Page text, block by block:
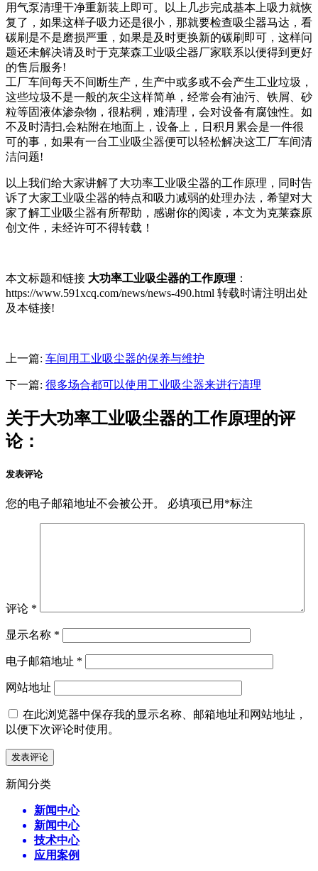
用气泵清理干净重新装上即可。以上几步完成基本上吸力就恢
复了，如果这样子吸力还是很小，那就要检查吸尘器马达，看
碳刷是不是磨损严重，如果是及时更换新的碳刷即可，这样问
题还未解决请及时于克莱森工业吸尘器厂家联系以便得到更好
的售后服务!
工厂车间每天不间断生产，生产中或多或不会产生工业垃圾，
这些垃圾不是一般的灰尘这样简单，经常会有油污、铁屑、砂
粒等固液体渗杂物，很粘稠，难清理，会对设备有腐蚀性。如
不及时清扫,会粘附在地面上，设备上，日积月累会是一件很
可的事，如果有一台工业吸尘器便可以轻松解决这工厂车间清
洁问题!
以上我们给大家讲解了大功率工业吸尘器的工作原理，同时告
诉了大家工业吸尘器的特点和吸力减弱的处理办法，希望对大
家了解工业吸尘器有所帮助，感谢你的阅读，本文为克莱森原
创文件，未经许可不得转载！
本文标题和链接 大功率工业吸尘器的工作原理 ：
https://www.591xcq.com/news/news-490.html 转载时请注明出处
及本链接!
上一篇: 车间用工业吸尘器的保养与维护
下一篇: 很多场合都可以使用工业吸尘器来进行清理
关于大功率工业吸尘器的工作原理的评
论：
发表评论
您的电子邮箱地址不会被公开。 必填项已用 *标注
评论 *
显示名称 *
电子邮箱地址 *
网站地址
在此浏览器中保存我的显示名称、邮箱地址和网站地址，
以便下次评论时使用。
新闻分类
新闻中心
新闻中心
技术中心
应用案例